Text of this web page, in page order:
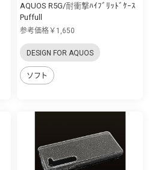
AQUOS R5G/耐衝撃ﾊｲﾌﾞﾘｯﾄﾞｹｰｽ
Puffull
参考価格￥1,650
DESIGN FOR AQUOS
ソフト